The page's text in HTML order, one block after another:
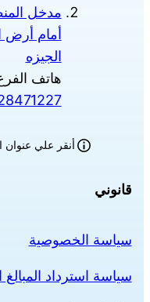
مدخل
الجيزه
هاتف
أنقر علي عنوان
قانوني
سياسة الخصوصية
سياسة استرداد